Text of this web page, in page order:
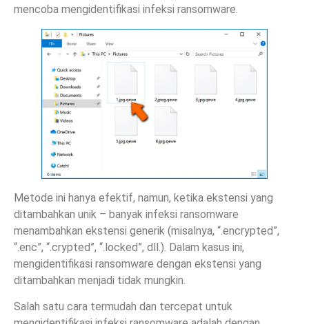
mencoba mengidentifikasi infeksi ransomware.
Metode ini hanya efektif, namun, ketika ekstensi yang
ditambahkan unik – banyak infeksi ransomware
menambahkan ekstensi generik (misalnya, “.encrypted”,
“.enc”, “.crypted”, “.locked”, dll.). Dalam kasus ini,
mengidentifikasi ransomware dengan ekstensi yang
ditambahkan menjadi tidak mungkin.
Salah satu cara termudah dan tercepat untuk